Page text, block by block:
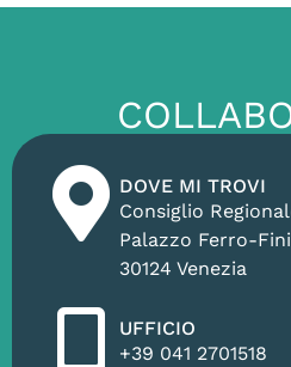
DOVE MI TROVI
Consiglio
Palazzo Ferro-
30124 Venezia
UFFICIO
+39 041 2701518